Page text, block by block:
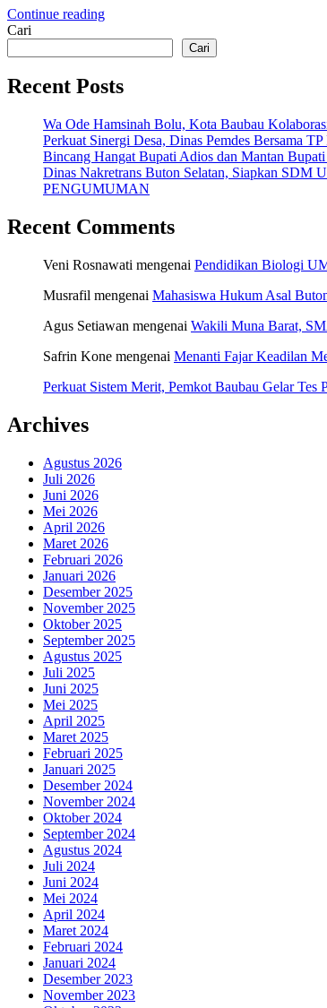
Continue reading
Cari
Cari
Recent Posts
Wa Ode Hamsinah Bolu, Kota Baubau
Perkuat Sinergi Desa, Dinas Pemdes Bersama
Bincang Hangat Bupati Adios dan Mantan
Dinas Nakretrans Buton Selatan, Siapkan SDM
PENGUMUMAN
Recent Comments
Veni Rosnawati mengenai Pendidikan Biologi
Musrafil mengenai Mahasiswa Hukum Asal
Agus Setiawan mengenai Wakili Muna Barat,
Safrin Kone mengenai Menanti Fajar Keadilan
Perkuat Sistem Merit, Pemkot Baubau Gelar
Archives
Agustus 2026
Juli 2026
Juni 2026
Mei 2026
April 2026
Maret 2026
Februari 2026
Januari 2026
Desember 2025
November 2025
Oktober 2025
September 2025
Agustus 2025
Juli 2025
Juni 2025
Mei 2025
April 2025
Maret 2025
Februari 2025
Januari 2025
Desember 2024
November 2024
Oktober 2024
September 2024
Agustus 2024
Juli 2024
Juni 2024
Mei 2024
April 2024
Maret 2024
Februari 2024
Januari 2024
Desember 2023
November 2023